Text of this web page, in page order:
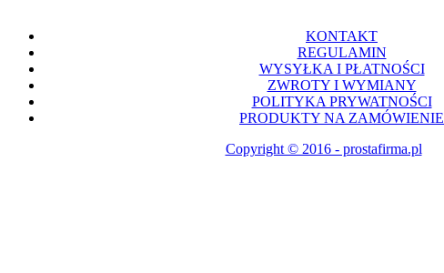
KONTAKT
REGULAMIN
WYSYŁKA I PŁATNOŚCI
ZWROTY I WYMIANY
POLITYKA PRYWATNOŚCI
PRODUKTY NA ZAMÓWIENIE
Copyright © 2016 - prostafirma.pl